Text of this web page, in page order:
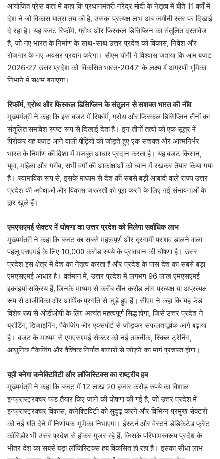
आयोजित प्रेस वार्ता में कहा कि प्रधानमंत्री नरेंद्र मोदी के नेतृत्व में बीते 11 वर्षों में
देश ने जो विकास यात्रा तय की है, उसका प्रत्यक्ष लाभ अब जमीनी स्तर पर दिखाई
दे रहा है। यह बजट रिफॉर्म, ग्रोथ और फिस्कल डिसिप्लिन का संतुलित दस्तावेज
है, जो नए भारत के निर्माण के साथ-साथ उत्तर प्रदेश को विकास, निवेश और
रोजगार के नए अवसर प्रदान करेगा। सीएम योगी ने विश्वास जताया कि आम बजट
2026-27 उत्तर प्रदेश को ‘विकसित भारत-2047’ के लक्ष्य में अग्रणी भूमिका
निभाने में सक्षम बनाएगा।
रिफॉर्म, ग्रोथ और फिस्कल डिसिप्लिन के संतुलन से सशक्त भारत की नींव
मुख्यमंत्री ने कहा कि इस बजट में रिफॉर्म, ग्रोथ और फिस्कल डिसिप्लिन तीनों का
संतुलित समावेश स्पष्ट रूप से दिखाई देता है। इन तीनों तत्वों को एक सूत्र में
पिरोकर यह बजट आने वाली पीढ़ियों को जोड़ते हुए एक सशक्त और आत्मनिर्भर
भारत के निर्माण की दिशा में मजबूत आधार प्रदान करता है। यह बजट किसान,
युवा, महिला और गरीब, सभी वर्गों की आकांक्षाओं को ध्यान में रखकर तैयार किया गया
है। स्वाभाविक रूप से, इसके माध्यम से देश की सबसे बड़ी आबादी वाले राज्य उत्तर
प्रदेश की अपेक्षाओं और विकास जरूरतों को पूरा करने के लिए नई संभावनाओं के
द्वार खुले हैं।
एमएसएमई सेक्टर में घोषणा का उत्तर प्रदेश को मिलेगा सर्वाधिक लाभ
मुख्यमंत्री ने कहा कि बजट का सबसे महत्वपूर्ण और दूरगामी प्रभाव डालने वाला
पहलू एसएमई के लिए 10,000 करोड़ रुपये के प्रावधान की घोषणा है। उत्तर
प्रदेश इस क्षेत्र में देश का नेतृत्व करता है और प्रदेश के पास देश का सबसे बड़ा
एमएसएमई आधार है। वर्तमान में, उत्तर प्रदेश में लगभग 96 लाख एमएसएमई
इकाइयां सक्रिय हैं, जिनके माध्यम से करीब तीन करोड़ लोग प्रत्यक्ष या अप्रत्यक्ष
रूप से आजीविका और आर्थिक प्रगति से जुड़े हुए हैं। सीएम ने कहा कि यह फंड
विशेष रूप से ओडीओपी के लिए अत्यंत महत्वपूर्ण सिद्ध होगा, जिसे उत्तर प्रदेश ने
ब्रांडिंग, डिजाइनिंग, पैकेजिंग और एक्सपोर्ट से जोड़कर सफलतापूर्वक आगे बढ़ाया
है। बजट के माध्यम से एमएसएमई सेक्टर को नई तकनीक, स्किल ट्रेनिंग,
आधुनिक पैकेजिंग और वैश्विक निर्यात बाजारों से जोड़ने का मार्ग प्रशस्त होगा।
यूपी बनेगा कनेक्टिविटी और लॉजिस्टिक्स का राष्ट्रीय हब
मुख्यमंत्री ने कहा कि बजट में 12 लाख 20 हजार करोड़ रुपये का विशाल
इन्फ्रास्ट्रक्चर फंड तैयार किए जाने की घोषणा की गई है, जो उत्तर प्रदेश में
इन्फ्रास्ट्रक्चर विकास, कनेक्टिविटी को सुदृढ़ करने और विभिन्न प्रमुख सेक्टरों
को नई गति देने में निर्णायक भूमिका निभाएगा। ईस्टर्न और वेस्टर्न डेडिकेटेड फ्रेट
कॉरिडोर भी उत्तर प्रदेश से होकर गुजर रहे हैं, जिसके परिणामस्वरूप प्रदेश के
भीतर देश का सबसे बड़ा लॉजिस्टिक्स हब विकसित हो रहा है। इसका सीधा लाभ